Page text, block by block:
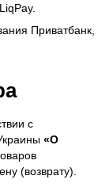
LiqPay.
Приватбанк,
с
«О
(возврату).